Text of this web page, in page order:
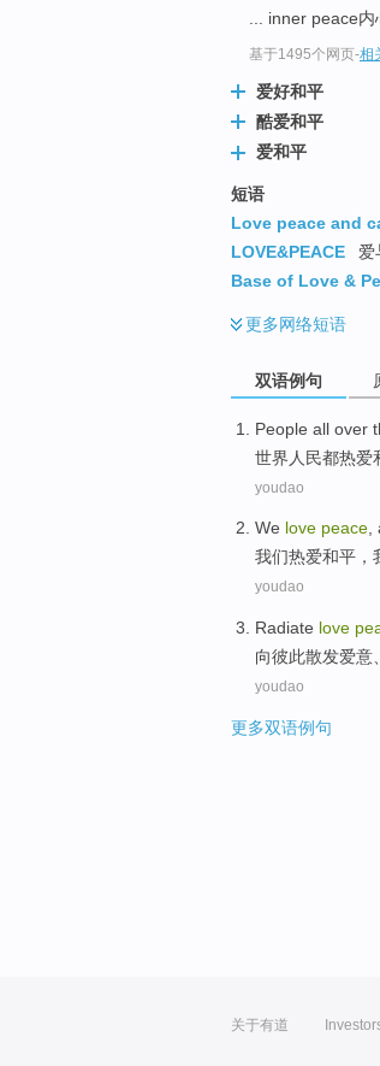
... inner peace
基于1495个网页-相
爱好和平
酷爱和平
爱和平
短语
Love peace and
LOVE&PEACE
爱
Base of Love &
更多网络短语
双语例句
People all over
世界人民都热爱
youdao
We love peace,
我们热爱和平
youdao
Radiate love
向彼此散发爱意、
youdao
更多双语例句
关于有道